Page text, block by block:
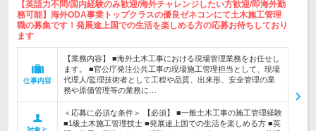
【英語力不問/国内経験のみ歓迎/海外チャレンジしたい方歓迎/即海外勤
務可能】海外ODA事業トップクラスの優良ゼネコンにて土木施工管理
職の募集です！発展途上国での生活を楽しめる方の応募お待ちしており
ます
仕事内容
【業務内容】 ■海外土木工事における現場管理業務をお任せし
ます。 ■官公庁発注公共工事の現場施工管理担当として、現場
代理人/監理技術者として工程や品質、出来形、安全管理の業
務や原価管理等の業務に…
＜応募に必須な条件＞ 【必須】 ■一般土木工事の施工管理経験
■1級土木施工管理技士 ■発展途上国での生活を楽しめる方 ■英